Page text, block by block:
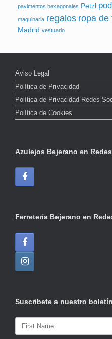
pavimentos hexagonales Petzl
maquinaria regalos ropa de
Madrid vestuario
Aviso Legal
Política de Privacidad
Política de Privacidad Redes
Política de Cookies
Azulejos Bejerano en Redes
Ferretería Bejerano en
Suscribete a nuestro